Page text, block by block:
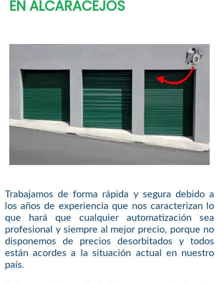
EN ALCARACEJOS
Trabajamos de forma rápida y segura debido a
los años de experiencia que nos caracterizan lo
que hará que cualquier automatización sea
profesional y siempre al mejor precio, porque no
disponemos de precios desorbitados y todos
están acordes a la situación actual en nuestro
país.